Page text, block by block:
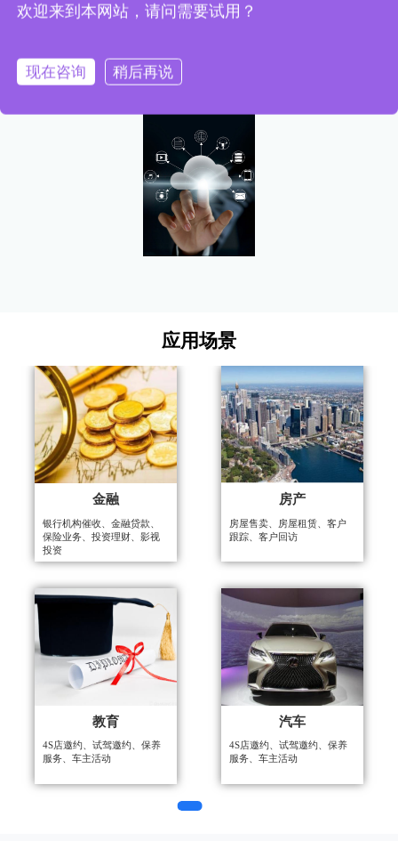
支持云端独立部署、本地部署，灵活操作，直接服务终端
接；更高效、安全进行外呼服务保障客户信息安全；更智
能更安全进行语义识别，效果更专业
应用场景
金融
银行机构催收、金融贷款、
保险业务、投资理财、影视
投资
房产
房屋售卖、房屋租赁、客户
跟踪、客户回访
教育
4S店邀约、试驾邀约、保养
服务、车主活动
汽车
4S店邀约、试驾邀约、保养
服务、车主活动
欢迎来到本网站，请问需要试用？
现在咨询 稍后再说